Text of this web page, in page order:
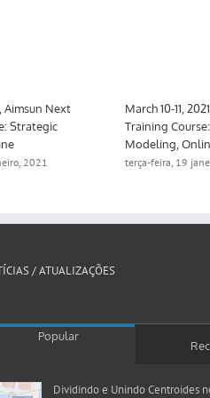
Aimsun Next
Strategic
2021
March 10-11,
Training
Modeling,
terça-feira, 19
/ ATUALIZAÇÕES
Popular
Dividindo e Unindo Centroides